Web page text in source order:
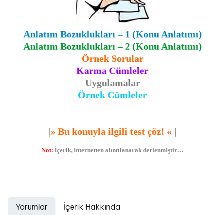
Anlatım Bozuklukları – 1 (Konu Anlatımı)
Anlatım Bozuklukları – 2 (Konu Anlatımı)
Örnek Sorular
Karma Cümleler
Uygulamalar
Örnek Cümleler
|» Bu konuyla ilgili test çöz! « |
Not: İçerik, internetten alıntılanarak derlenmiştir…
Yorumlar İçerik Hakkında